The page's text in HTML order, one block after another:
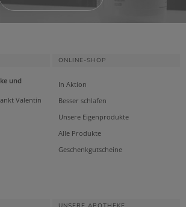
und
Valentin
ONLINE-SHOP
In Aktion
Besser schlafen
Unsere Eigenprodukte
Alle Produkte
Geschenkgutscheine